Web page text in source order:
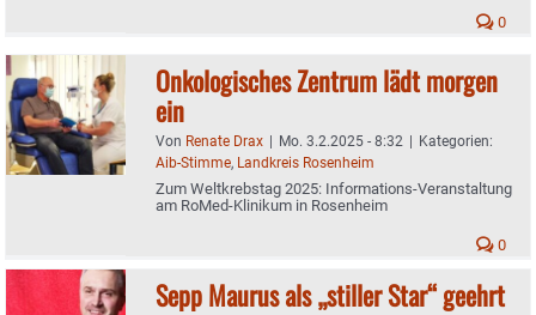
0
Onkologisches Zentrum lädt morgen
ein
Von Renate Drax | Mo. 3.2.2025 - 8:32 | Kategorien:
Aib-Stimme, Landkreis Rosenheim
Zum Weltkrebstag 2025: Informations-Veranstaltung
am RoMed-Klinikum in Rosenheim
0
Sepp Maurus als „stiller Star“ geehrt